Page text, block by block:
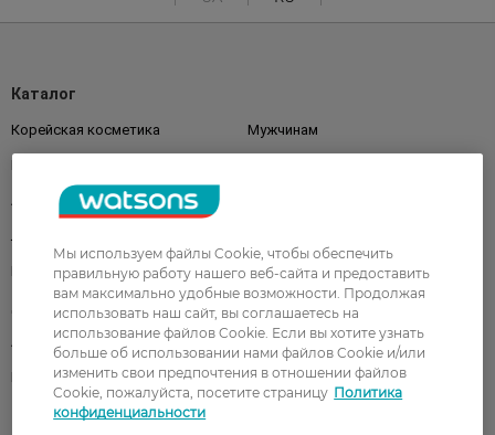
Каталог
Корейская косметика Мужчинам
Акции
Лицо
Подарки Детям
Волосы
Аксессуары Дерматокосметика
Бренды
Мы используем файлы Cookie, чтобы обеспечить
правильную работу нашего веб-сайта и предоставить
вам максимально удобные возможности. Продолжая
использовать наш сайт, вы соглашаетесь на
использование файлов Cookie. Если вы хотите узнать
больше об использовании нами файлов Cookie и/или
изменить свои предпочтения в отношении файлов
Cookie, пожалуйста, посетите страницу Политика
конфиденциальности